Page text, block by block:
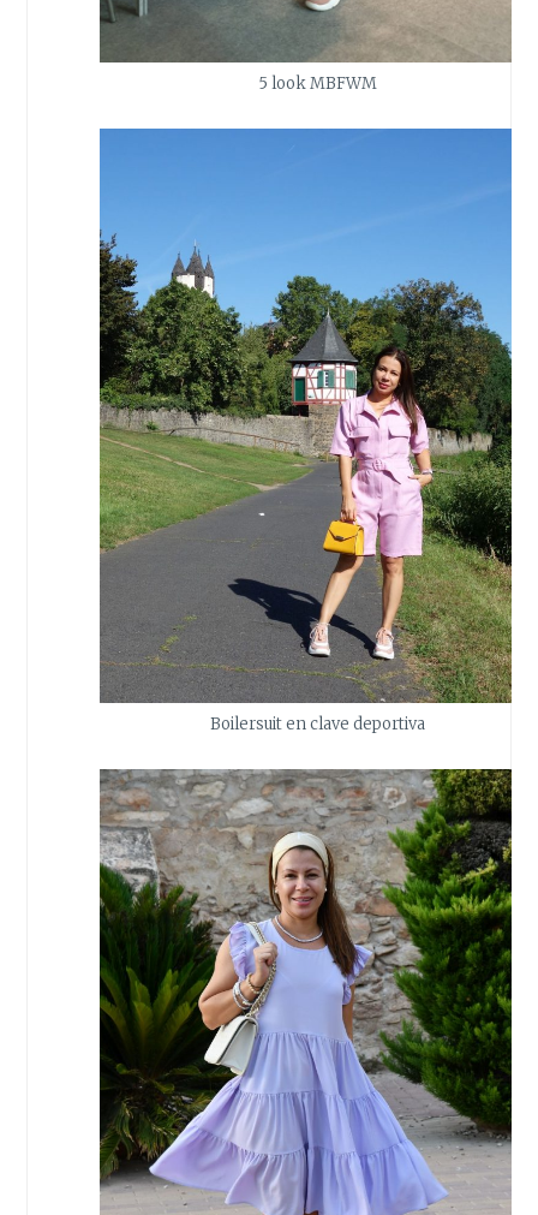
5 look MBFWM
Boilersuit en clave deportiva